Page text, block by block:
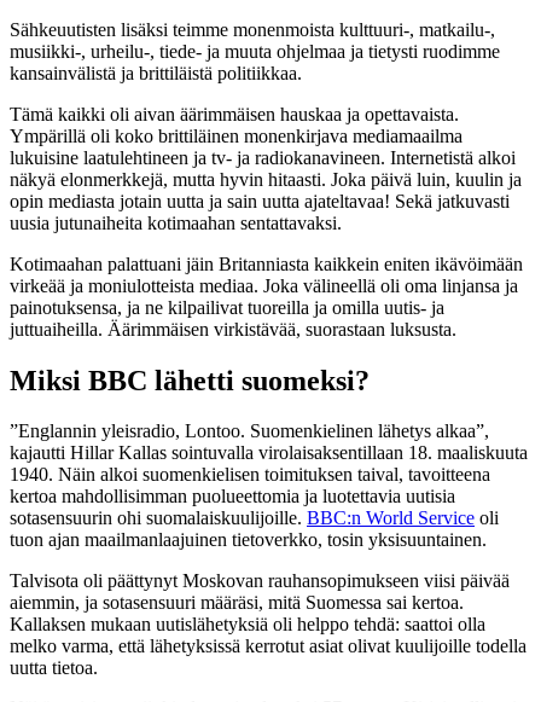
Sähkeuutisten lisäksi teimme monenmoista kulttuuri-, matkailu-,
musiikki-, urheilu-, tiede- ja muuta ohjelmaa ja tietysti ruodimme
kansainvälistä ja brittiläistä politiikkaa.
Tämä kaikki oli aivan äärimmäisen hauskaa ja opettavaista.
Ympärillä oli koko brittiläinen monenkirjava mediamaailma
lukuisine laatulehtineen ja tv- ja radiokanavineen. Internetistä alkoi
näkyä elonmerkkejä, mutta hyvin hitaasti. Joka päivä luin, kuulin ja
opin mediasta jotain uutta ja sain uutta ajateltavaa! Sekä jatkuvasti
uusia jutunaiheita kotimaahan sentattavaksi.
Kotimaahan palattuani jäin Britanniasta kaikkein eniten ikävöimään
virkeää ja moniulotteista mediaa. Joka välineellä oli oma linjansa ja
painotuksensa, ja ne kilpailivat tuoreilla ja omilla uutis- ja
juttuaiheilla. Äärimmäisen virkistävää, suorastaan luksusta.
Miksi BBC lähetti suomeksi?
”Englannin yleisradio, Lontoo. Suomenkielinen lähetys alkaa”,
kajautti Hillar Kallas sointuvalla virolaisaksentillaan 18. maaliskuuta
1940. Näin alkoi suomenkielisen toimituksen taival, tavoitteena
kertoa mahdollisimman puolueettomia ja luotettavia uutisia
sotasensuurin ohi suomalaiskuulijoille. BBC:n World Service oli
tuon ajan maailmanlaajuinen tietoverkko, tosin yksisuuntainen.
Talvisota oli päättynyt Moskovan rauhansopimukseen viisi päivää
aiemmin, ja sotasensuuri määräsi, mitä Suomessa sai kertoa.
Kallaksen mukaan uutislähetyksiä oli helppo tehdä: saattoi olla
melko varma, että lähetyksissä kerrotut asiat olivat kuulijoille todella
uutta tietoa.